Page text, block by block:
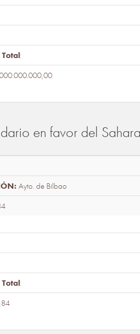
Total:
en favor del
Ayto. de Bilbao
Total: